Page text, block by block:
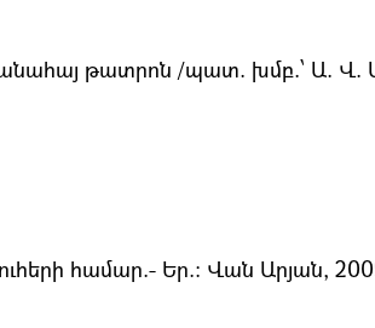
թատրոն /պատ. խմբ.՝ Ա. Վ.
համար.- Եր.: Վան Արյան,